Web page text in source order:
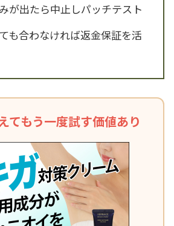
が出たら中止しパッチテスト
も合わなければ返金保証を活
てもう一度試す価値あり